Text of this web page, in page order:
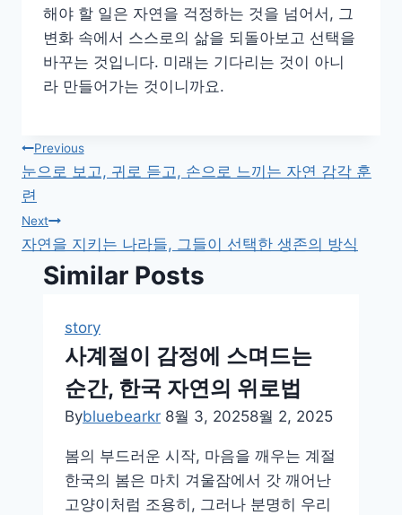
해야 할 일은 자연을 걱정하는 것을 넘어서, 그
변화 속에서 스스로의 삶을 되돌아보고 선택을
바꾸는 것입니다. 미래는 기다리는 것이 아니
라 만들어가는 것이니까요.
글
탐
색
Previous
눈으로 보고, 귀로 듣고, 손으로 느끼는 자연 감각 훈
련
Next
자연을 지키는 나라들, 그들이 선택한 생존의 방식
Similar Posts
story
사계절이 감정에 스며드는
순간, 한국 자연의 위로법
Bybluebearkr 8월 3, 20258월 2, 2025
봄의 부드러운 시작, 마음을 깨우는 계절
한국의 봄은 마치 겨울잠에서 갓 깨어난
고양이처럼 조용히, 그러나 분명히 우리